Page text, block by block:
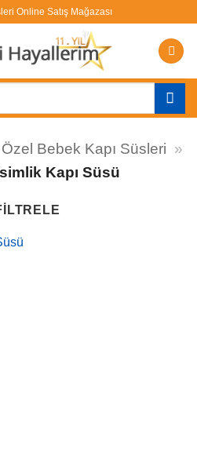
Online Satış Mağazası
Bebek Kapı Süsleri »
Kapı Süsü